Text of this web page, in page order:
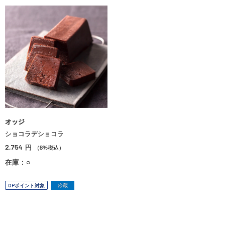
オッジ
ショコラデショコラ
2,754 円 （8%税込）
在庫：○
OPポイント対象 冷蔵